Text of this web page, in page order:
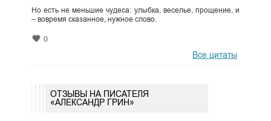
Но есть не меньшие чудеса: улыбка, веселье, прощение, и
– вовремя сказанное, нужное слово.
0
Все цитаты
ОТЗЫВЫ НА ПИСАТЕЛЯ
«АЛЕКСАНДР ГРИН»